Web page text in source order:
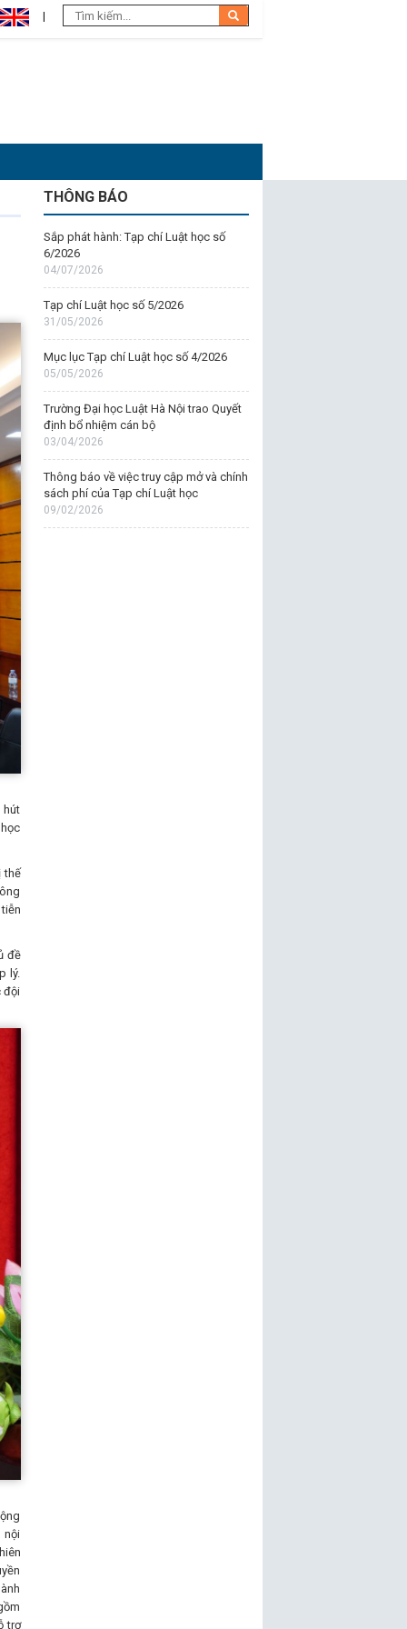
hút
thế
đề
lý.
đội
nội
trợ
THÔNG BÁO
Sắp phát hành: Tạp chí Luật học số
6/2026
04/07/2026
Tạp chí Luật học số 5/2026
31/05/2026
Mục lục Tạp chí Luật học số 4/2026
05/05/2026
Trường Đại học Luật Hà Nội trao Quyết
định bổ nhiệm cán bộ
03/04/2026
Thông báo về việc truy cập mở và chính
sách phí của Tạp chí Luật học
09/02/2026